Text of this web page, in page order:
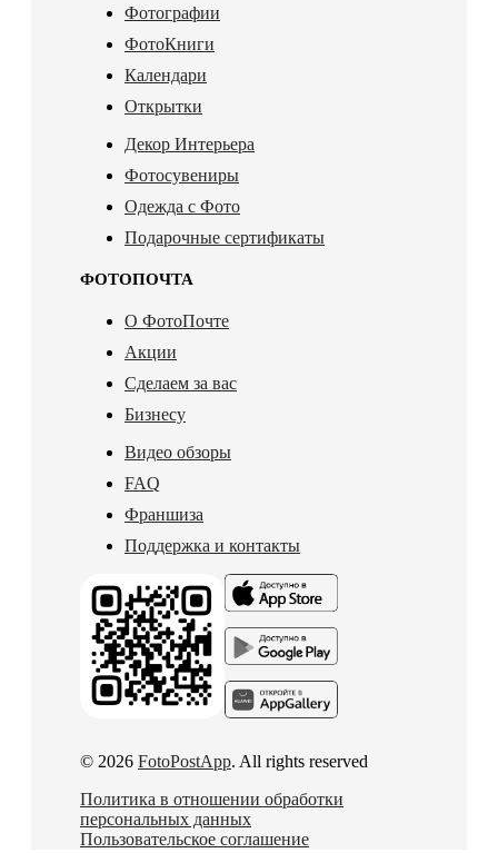
Фотографии
ФотоКниги
Календари
Открытки
Декор Интерьера
Фотосувениры
Одежда с Фото
Подарочные сертификаты
ФОТОПОЧТА
О ФотоПочте
Акции
Сделаем за вас
Бизнесу
Видео обзоры
FAQ
Франшиза
Поддержка и контакты
© 2026 FotoPostApp. All rights reserved
Политика в отношении обработки
персональных данных
Пользовательское соглашение